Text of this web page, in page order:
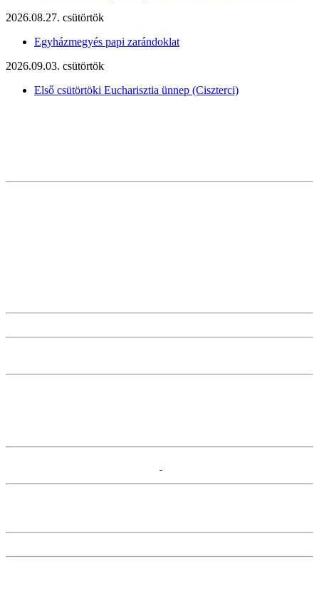
2026.08.27. csütörtök
Egyházmegyés papi zarándoklat
2026.09.03. csütörtök
Első csütörtöki Eucharisztia ünnep (Ciszterci)